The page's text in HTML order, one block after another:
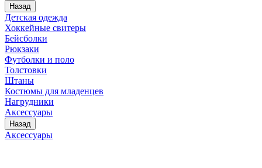
Назад
Детская одежда
Хоккейные свитеры
Бейсболки
Рюкзаки
Футболки и поло
Толстовки
Штаны
Костюмы для младенцев
Нагрудники
Аксессуары
Назад
Аксессуары